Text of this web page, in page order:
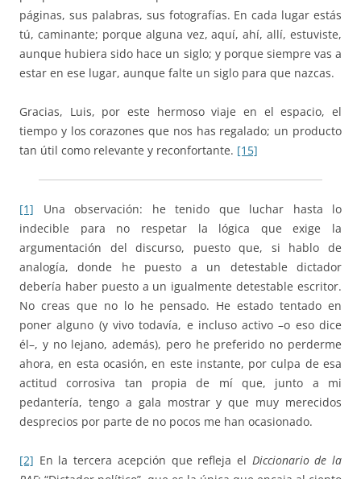
páginas, sus palabras, sus fotografías. En cada lugar estás
tú, caminante; porque alguna vez, aquí, ahí, allí, estuviste,
aunque hubiera sido hace un siglo; y porque siempre vas a
estar en ese lugar, aunque falte un siglo para que nazcas.
Gracias, Luis, por este hermoso viaje en el espacio, el
tiempo y los corazones que nos has regalado; un producto
tan útil como relevante y reconfortante. [15]
[1] Una observación: he tenido que luchar hasta lo
indecible para no respetar la lógica que exige la
argumentación del discurso, puesto que, si hablo de
analogía, donde he puesto a un detestable dictador
debería haber puesto a un igualmente detestable escritor.
No creas que no lo he pensado. He estado tentado en
poner alguno (y vivo todavía, e incluso activo –o eso dice
él–, y no lejano, además), pero he preferido no perderme
ahora, en esta ocasión, en este instante, por culpa de esa
actitud corrosiva tan propia de mí que, junto a mi
pedantería, tengo a gala mostrar y que muy merecidos
desprecios por parte de no pocos me han ocasionado.
[2] En la tercera acepción que refleja el Diccionario de la